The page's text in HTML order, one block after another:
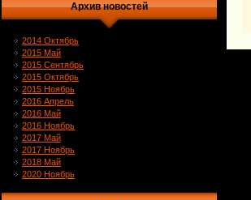
Архив новостей
2014 Октябрь
2015 Май
2015 Сентябрь
2015 Октябрь
2015 Ноябрь
2016 Апрель
2016 Май
2016 Ноябрь
2017 Май
2017 Ноябрь
2018 Май
2020 Ноябрь